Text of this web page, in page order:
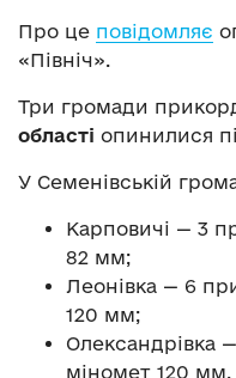
Про це повідомляє
«Північ».
Три громади
області опинилися
У Семенівській
Карповичі — 3
82 мм;
Леонівка — 6
120 мм;
Олександрівка
міномет 120 мм.